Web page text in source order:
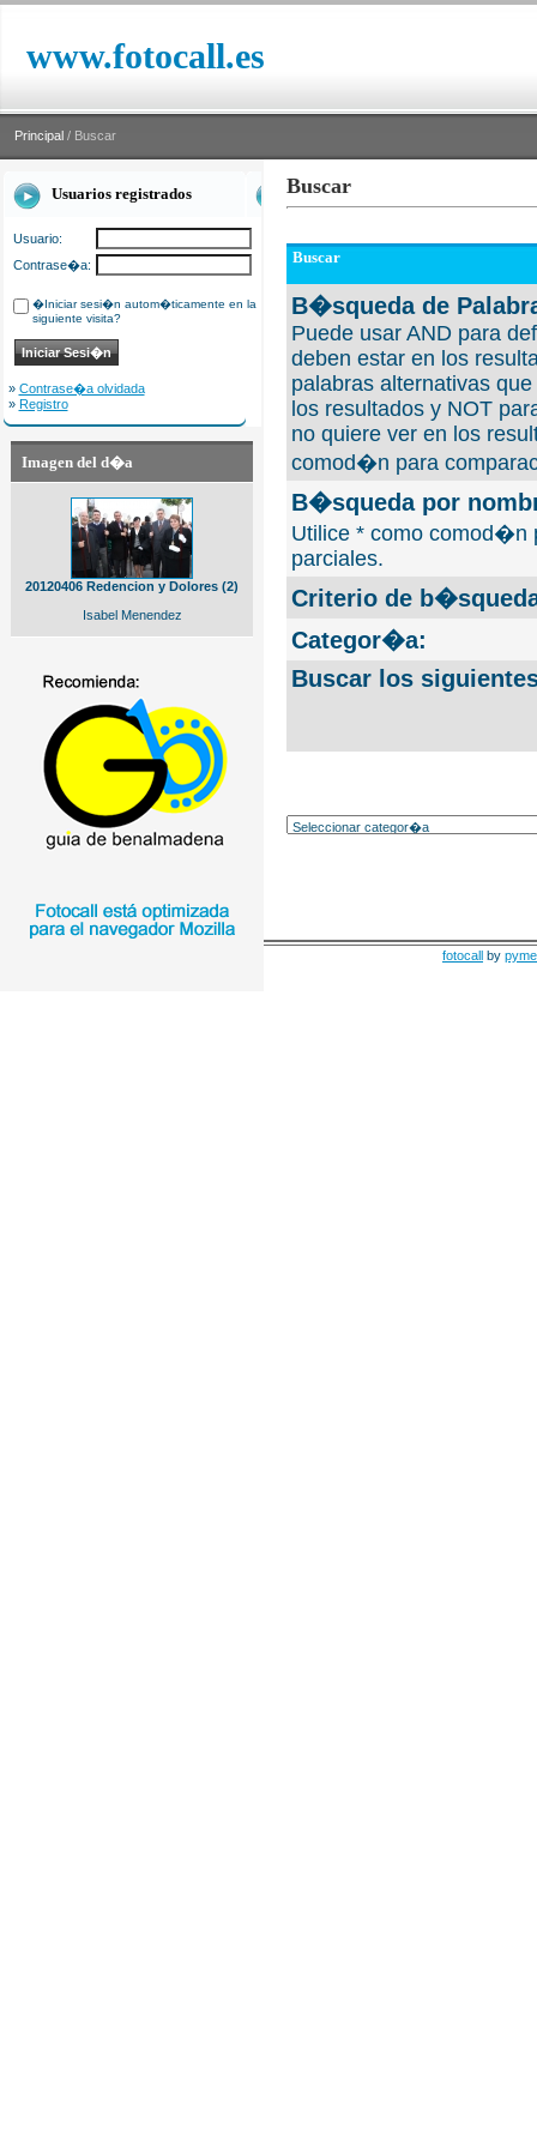
www.fotocall.es
Principal / Buscar
Usuarios registrados
Usuario:
Contrase�a:
�Iniciar sesi�n autom�ticamente en la
siguiente visita?
» Contrase�a olvidada
» Registro
Imagen del d�a
20120406 Redencion y Dolores (2)
Isabel Menendez
Buscar
Buscar
B�squeda de
Puede usar AND para
deben estar en los
palabras alternativas
los resultados y NOT
no quiere ver en los
comod�n para
B�squeda por
Utilice * como comod�n
parciales.
Criterio de
Categor�a:
Buscar los
fotocall by